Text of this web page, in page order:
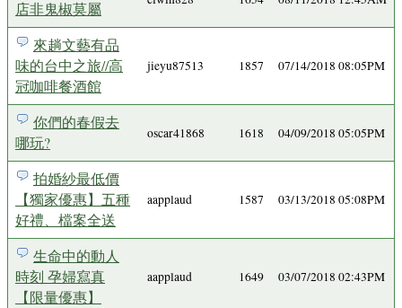
店非鬼椒莫屬
來趟文藝有品
味的台中之旅//高
冠咖啡餐酒館
jieyu87513 1857 07/14/2018 08:05PM
你們的春假去
哪玩?
oscar41868 1618 04/09/2018 05:05PM
拍婚紗最低價
【獨家優惠】五種
好禮、檔案全送
aapplaud 1587 03/13/2018 05:08PM
生命中的動人
時刻 孕婦寫真
【限量優惠】
aapplaud 1649 03/07/2018 02:43PM